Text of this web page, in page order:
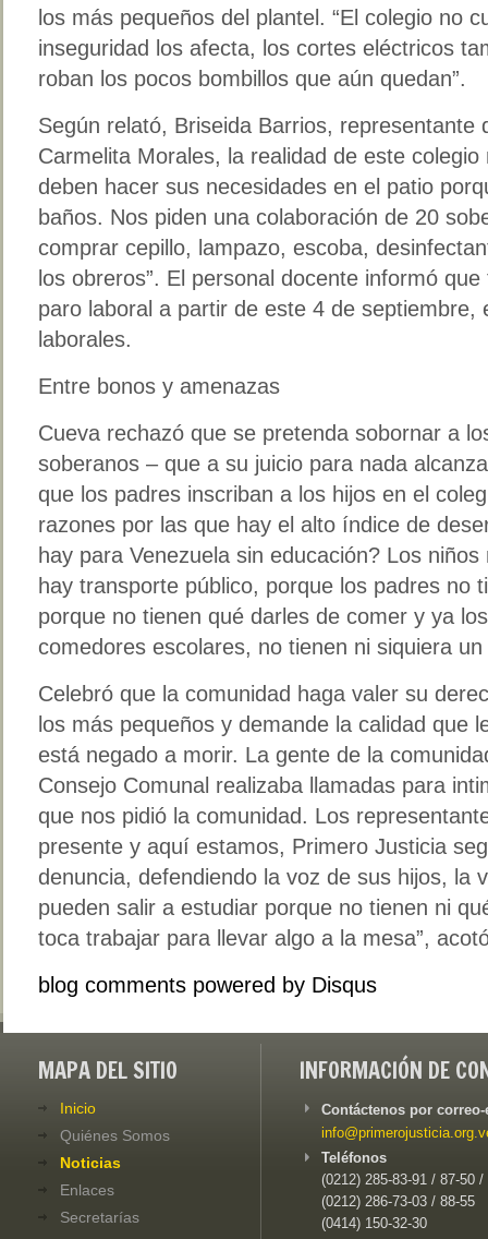
los más pequeños del plantel. “El colegio no
inseguridad los afecta, los cortes eléctricos
roban los pocos bombillos que aún quedan”.
Según relató, Briseida Barrios, representante
Carmelita Morales, la realidad de este
deben hacer sus necesidades en el patio
baños. Nos piden una colaboración de 20
comprar cepillo, lampazo, escoba,
los obreros”. El personal docente informó
paro laboral a partir de este 4 de septiembre,
laborales.
Entre bonos y amenazas
Cueva rechazó que se pretenda sobornar a
soberanos – que a su juicio para nada
que los padres inscriban a los hijos en el
razones por las que hay el alto índice de
hay para Venezuela sin educación? Los
hay transporte público, porque los padres no
porque no tienen qué darles de comer y ya
comedores escolares, no tienen ni siquiera
Celebró que la comunidad haga valer su
los más pequeños y demande la calidad que
está negado a morir. La gente de la
Consejo Comunal realizaba llamadas para
que nos pidió la comunidad. Los
presente y aquí estamos, Primero Justicia
denuncia, defendiendo la voz de sus hijos, la
pueden salir a estudiar porque no tienen ni
toca trabajar para llevar algo a la mesa”,
blog comments powered by Disqus
MAPA DEL SITIO
Inicio
Quiénes Somos
Noticias
Enlaces
Secretarías
INFORMACIÓN DE
Contáctenos por
Teléfonos
(0212) 285-83-91 / 87-50 /
(0212) 286-73-03 / 88-55
(0414) 150-32-30